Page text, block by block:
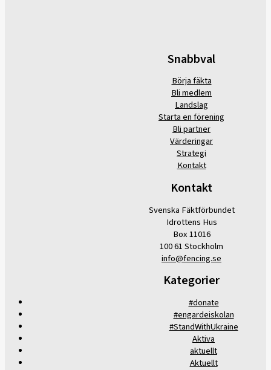
Snabbval
Börja fäkta
Bli medlem
Landslag
Starta en förening
Bli partner
Värderingar
Strategi
Kontakt
Kontakt
Svenska Fäktförbundet
Idrottens Hus
Box 11016
100 61 Stockholm
info@fencing.se
Kategorier
#donate
#engardeiskolan
#StandWithUkraine
Aktiva
aktuellt
Aktuellt